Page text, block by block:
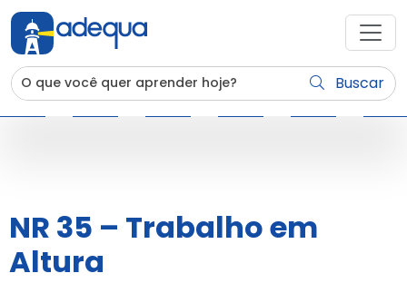
Buscar
NR 35 – Trabalho em
Altura